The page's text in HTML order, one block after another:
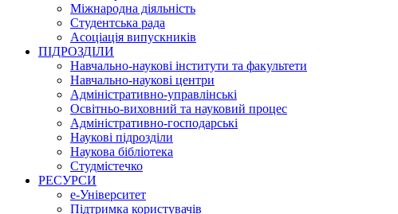
Міжнародна діяльність
Студентська рада
Асоціація випускників
ПІДРОЗДІЛИ
Навчально-наукові інститути та факультети
Навчально-наукові центри
Адміністративно-управлінські
Освітньо-виховний та науковий процес
Адміністративно-господарські
Наукові підрозділи
Наукова бібліотека
Студмістечко
РЕСУРСИ
е-Університет
Підтримка користувачів